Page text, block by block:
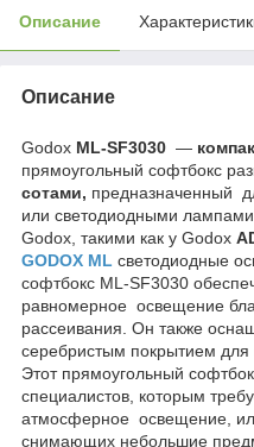
Описание
Описание
Godox ML-SF3030 —
прямоугольный софтбокс
сотами, предназначенный
или светодиодными
Godox, такими как у Godox
GODOX ML светодиодные
софтбокс ML-SF3030
равномерное освещение
рассеивания. Он также
серебристым покрытием для
Этот прямоугольный
специалистов, которым
атмосферное освещение,
снимающих небольшие